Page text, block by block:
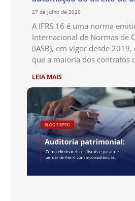
27 de julho de 2026
A IFRS 16 é uma norma
Internacional de Normas de
(IASB), em vigor desde
que a maioria dos contratos
LEIA MAIS